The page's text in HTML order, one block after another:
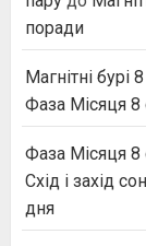
поради
Магнітні бурі
Фаза Місяця 8
Фаза Місяця 8
Схід і захід
дня